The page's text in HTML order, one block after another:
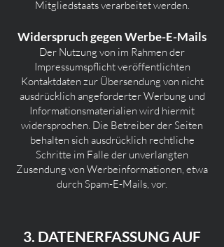
Mitgliedstaats verarbeitet werden.
Widerspruch gegen Werbe-E-Mails
Der Nutzung von im Rahmen der
Impressumspflicht veröffentlichten
Kontaktdaten zur Übersendung von nicht
ausdrücklich angeforderter Werbung und
Informationsmaterialien wird hiermit
widersprochen. Die Betreiber der Seiten
behalten sich ausdrücklich rechtliche
Schritte im Falle der unverlangten
Zusendung von Werbeinformationen, etwa
durch Spam-E-Mails, vor.
3. DATENERFASSUNG AUF